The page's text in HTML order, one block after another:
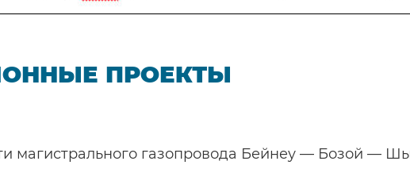
ПРОЕКТЫ
магистрального газопровода Бейнеу — Бозой —